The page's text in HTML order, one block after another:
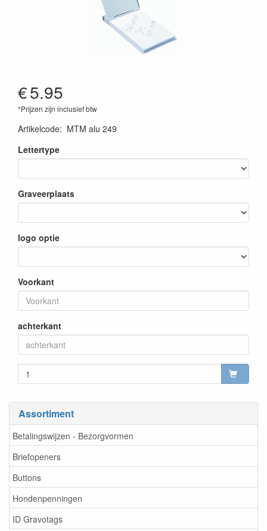
Assortiment
Betalingswijzen - Bezorgvormen
Briefopeners
Buttons
Hondenpenningen
ID Gravotags
€5.95
*Prijzen zijn inclusief btw
Artikelcode: MTM alu 249
Lettertype
Graveerplaats
logo optie
Voorkant
achterkant